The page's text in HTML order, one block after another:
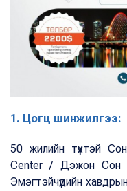
1. Цогц шинжилгээ:
50 жилийн түүхтэй
Center / Дэжон Сон
Эмэгтэйчүүдийн